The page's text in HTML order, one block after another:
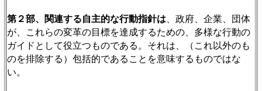
第２部、関連する自主的な行動指針は、政府、企業、団体
が、これらの変革の目標を達成するための、多様な行動の
ガイドとして役立つものである。それは、（これ以外のも
のを排除する）包括的であることを意味するものではな
い。